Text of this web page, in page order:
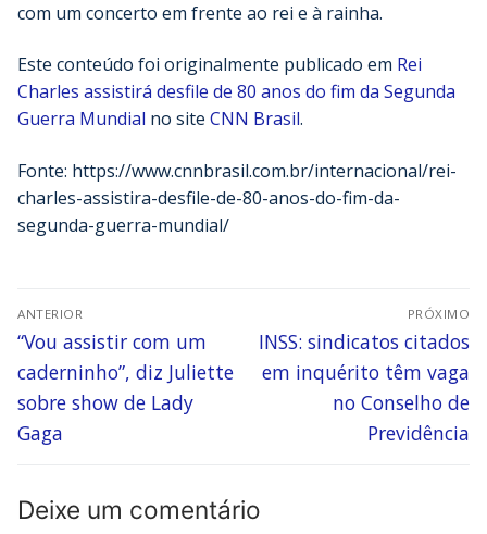
com um concerto em frente ao rei e à rainha.
Este conteúdo foi originalmente publicado em Rei
Charles assistirá desfile de 80 anos do fim da Segunda
Guerra Mundial no site CNN Brasil.
Fonte: https://www.cnnbrasil.com.br/internacional/rei-
charles-assistira-desfile-de-80-anos-do-fim-da-
segunda-guerra-mundial/
ANTERIOR
“Vou assistir com um
caderninho”, diz Juliette
sobre show de Lady
Gaga
PRÓXIMO
INSS: sindicatos citados
em inquérito têm vaga
no Conselho de
Previdência
Deixe um comentário